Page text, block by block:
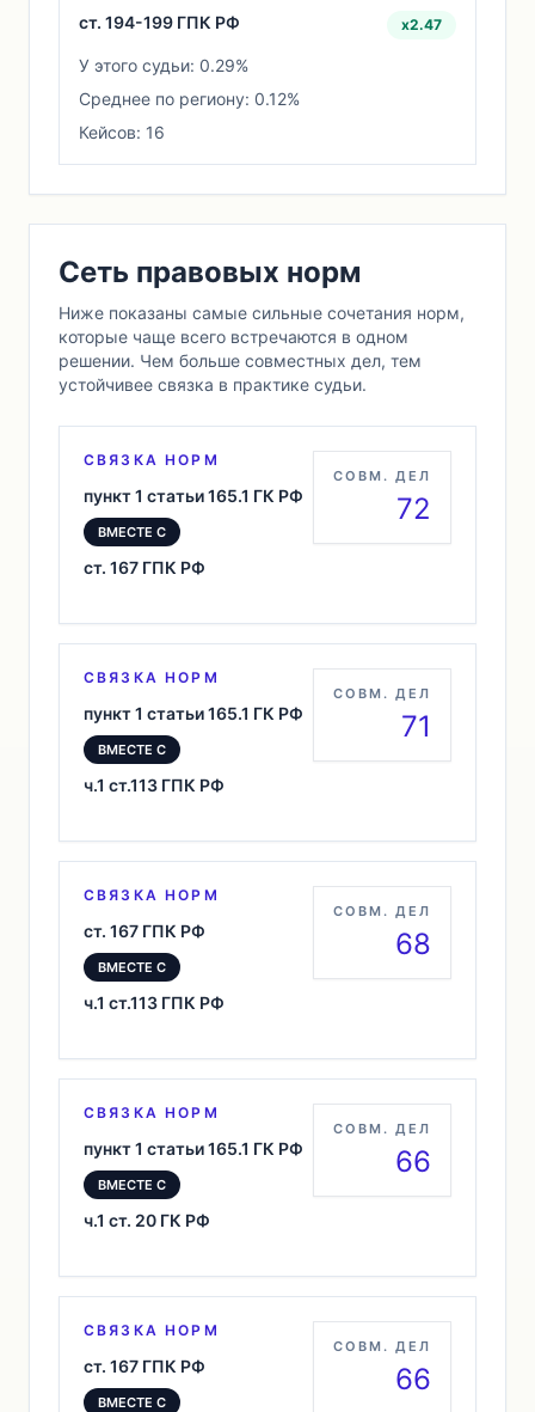
ст. 194-199 ГПК РФ x2.47
У этого судьи: 0.29%
Среднее по региону: 0.12%
Кейсов: 16
Сеть правовых норм
Ниже показаны самые сильные сочетания норм,
которые чаще всего встречаются в одном
решении. Чем больше совместных дел, тем
устойчивее связка в практике судьи.
СВЯЗКА НОРМ
пункт 1 статьи 165.1 ГК РФ
ВМЕСТЕ С
ст. 167 ГПК РФ
СОВМ. ДЕЛ
72
СВЯЗКА НОРМ
пункт 1 статьи 165.1 ГК РФ
ВМЕСТЕ С
ч.1 ст.113 ГПК РФ
СОВМ. ДЕЛ
71
СВЯЗКА НОРМ
ст. 167 ГПК РФ
ВМЕСТЕ С
ч.1 ст.113 ГПК РФ
СОВМ. ДЕЛ
68
СВЯЗКА НОРМ
пункт 1 статьи 165.1 ГК РФ
ВМЕСТЕ С
ч.1 ст. 20 ГК РФ
СОВМ. ДЕЛ
66
СВЯЗКА НОРМ
ст. 167 ГПК РФ
ВМЕСТЕ С
СОВМ. ДЕЛ
66